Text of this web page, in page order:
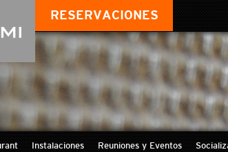
RESERVACIONES
Instalaciones Reuniones y Eventos